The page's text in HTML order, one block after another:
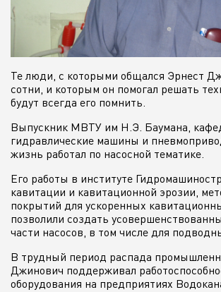
Те люди, с которыми общался Эрнест
сотни, и которым он помогал решать
будут всегда его помнить.
Выпускник МВТУ им Н.Э. Баумана,
гидравлические машины и
жизнь работал по насосной тематике.
Его работы в институте
кавитации и кавитационной эрозии,
покрытий для ускоренных
позволили создать
части насосов, в том числе для
В трудный период распада
Джинович поддерживал
оборудования на предприятиях